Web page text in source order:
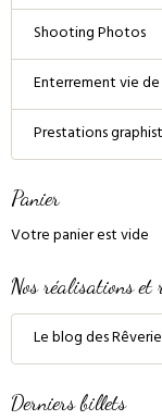
Shooting Photos
Enterrement vie
Prestations
Panier
Votre panier est vide
Nos réalisations et
Le blog des
Derniers billets